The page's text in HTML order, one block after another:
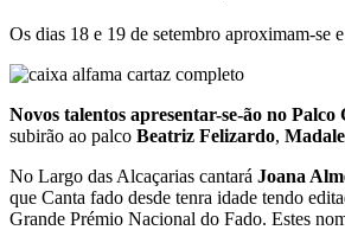
Os dias 18 e 19 de setembro aproximam-se
Novos talentos apresentar-se-ão no
subirão ao palco Beatriz Felizardo,
No Largo das Alcaçarias cantará Joana
que Canta fado desde tenra idade tendo
Grande Prémio Nacional do Fado. Estes